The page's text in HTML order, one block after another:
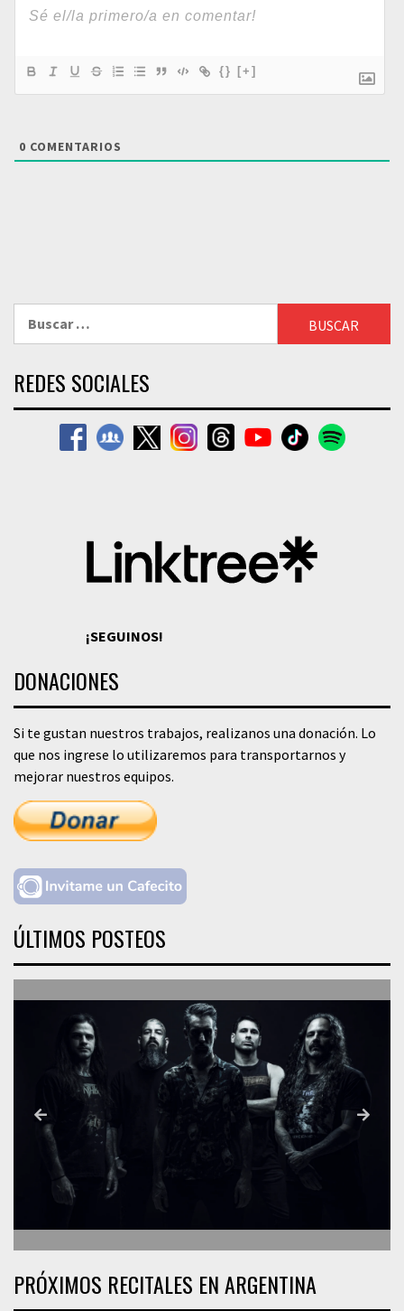
{} [+]
0 COMENTARIOS
REDES SOCIALES
¡SEGUINOS!
DONACIONES
Si te gustan nuestros trabajos, realizanos una donación. Lo
que nos ingrese lo utilizaremos para transportarnos y
mejorar nuestros equipos.
ÚLTIMOS POSTEOS
PRÓXIMOS RECITALES EN ARGENTINA